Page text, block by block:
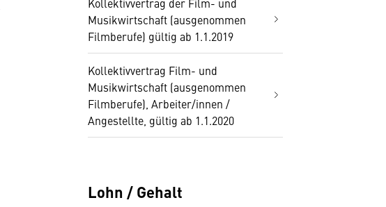
Musikwirtschaft (ausgenommen
Filmberufe) gültig ab 1.1.2019
Kollektivvertrag Film- und
Musikwirtschaft (ausgenommen
Filmberufe), Arbeiter/innen /
Angestellte, gültig ab 1.1.2020
Lohn / Gehalt